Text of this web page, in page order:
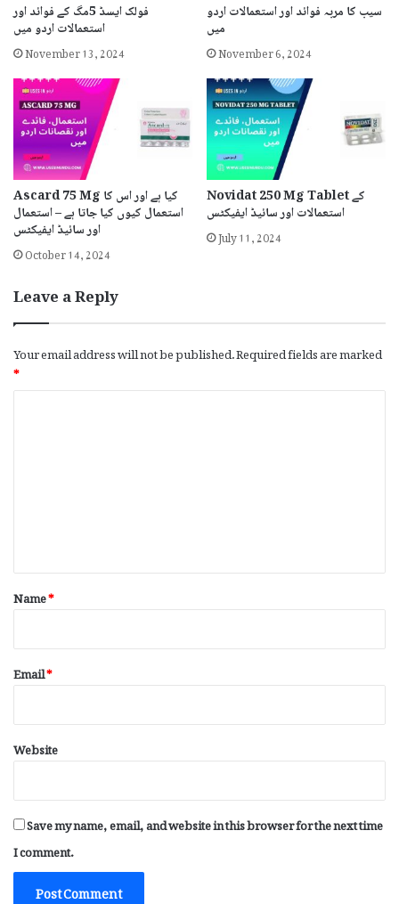
فولک ایسڈ 5مگ کے فوائد اور
استعمالات اردو میں
November 13, 2024
سیب کا مربہ فوائد اور استعمالات اردو
میں
November 6, 2024
Ascard 75 Mg کیا ہے اور اس کا
استعمال کیوں کیا جاتا ہے – استعمال
اور سائیڈ ایفیکٹس
October 14, 2024
Novidat 250 Mg Tablet کے
استعمالات اور سائیڈ ایفیکٹس
July 11, 2024
Leave a Reply
Your email address will not be published.Required fields are marked
*
*
Name*
Email*
Website
Save my name, email, and website in this browser for the next time
I comment.